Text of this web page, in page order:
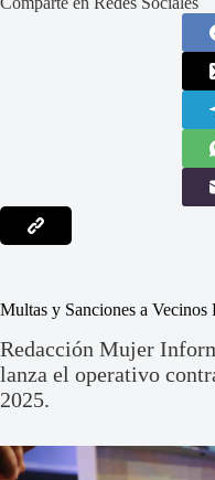
Multas y Sanciones a Vecinos
Redacción Mujer
lanza el operativo
2025.